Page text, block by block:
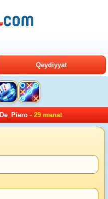
Qeydiyyat
De_Piero- 29 manat